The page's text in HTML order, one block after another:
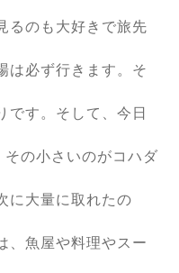
るのも大好きで旅先
は必ず行きます。そ
です。そして、今日
その小さいのがコハダ
に大量に取れたの
、魚屋や料理やスー